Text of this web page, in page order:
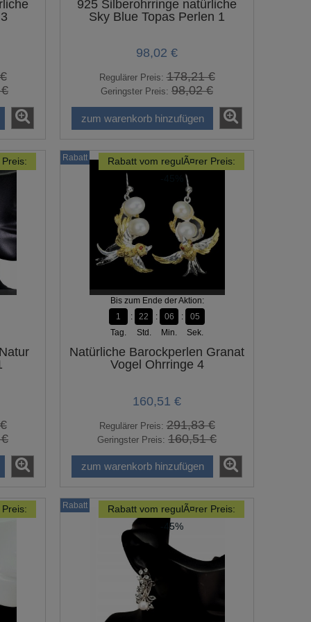
160,51 €
160,51 €
zum warenkorb hinzufügen
925 Silberohrringe natürliche
Sky Blue Topas Perlen 1
98,02 €
Regulärer Preis:178,21 €
Geringster Preis: 98,02 €
zum warenkorb hinzufügen
Rabatt vom regulÃ¤rer Preis:
Bis zum Ende der Aktion:
1
Tag.
22
Std.
06
Min.
04
Sek.
Natürliche Barockperlen Granat
Vogel Ohrringe 4
160,51 €
Regulärer Preis:291,83 €
Geringster Preis: 160,51 €
zum warenkorb hinzufügen
Rabatt
Rabatt vom regulÃ¤rer Preis:
-45%
Rabatt